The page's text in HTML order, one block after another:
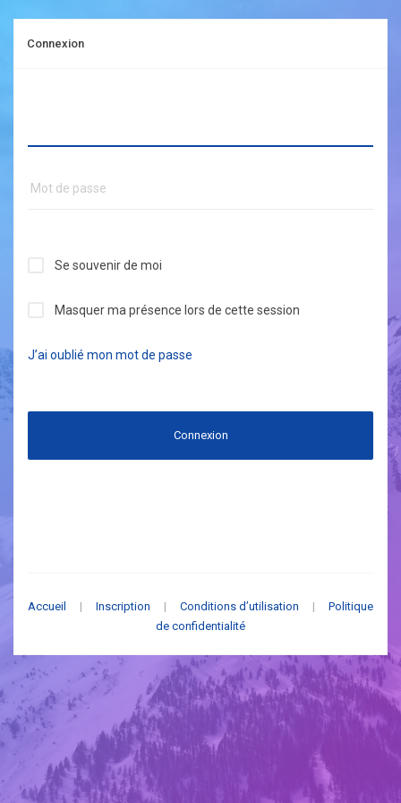
Connexion
Se souvenir de moi
Masquer ma présence lors de cette session
J’ai oublié mon mot de passe
Connexion
Accueil | Inscription | Conditions d’utilisation |
Politique
de confidentialité